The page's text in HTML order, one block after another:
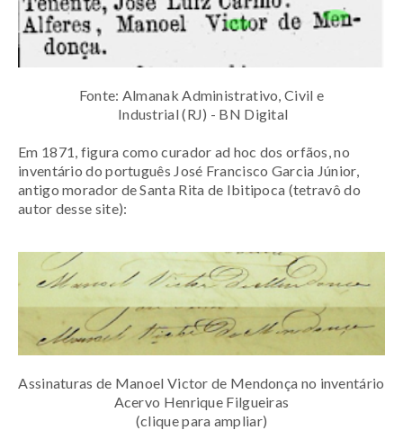
Fonte: Almanak Administrativo, Civil e
Industrial (RJ) - BN Digital
Em 1871, figura como curador ad hoc dos orfãos, no
inventário do português José Francisco Garcia Júnior,
antigo morador de Santa Rita de Ibitipoca (tetravô do
autor desse site):
Assinaturas de Manoel Victor de Mendonça no inventário
Acervo Henrique Filgueiras
(clique para ampliar)